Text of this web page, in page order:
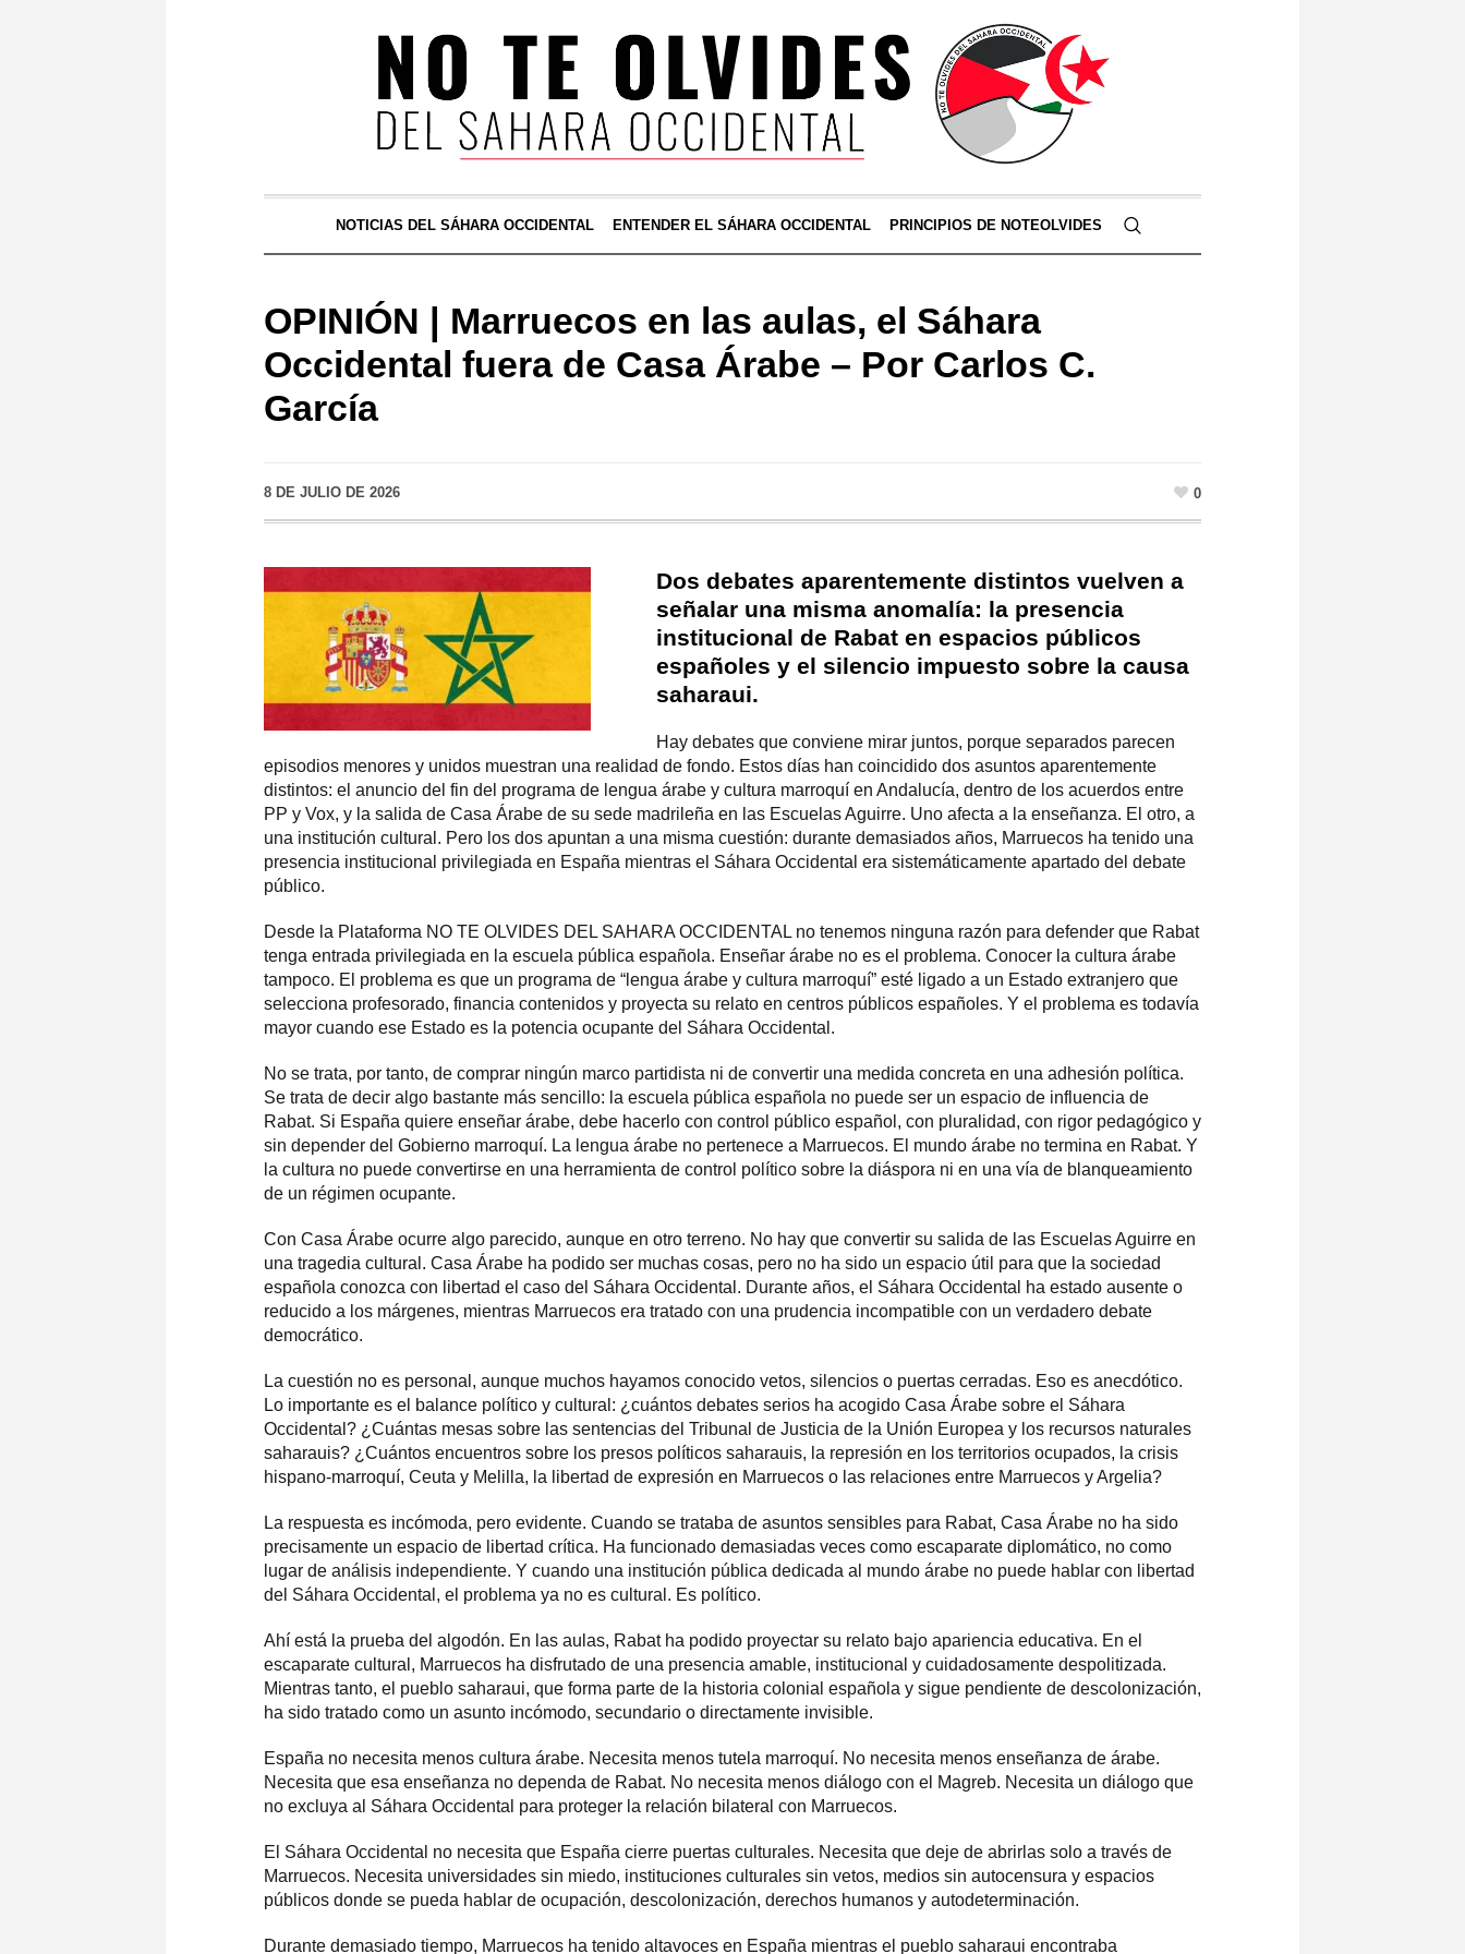
NOTICIAS DEL SÁHARA OCCIDENTAL ENTENDER EL SÁHARA OCCIDENTAL PRINCIPIOS DE NOTEOLVIDES
OPINIÓN | Marruecos en las aulas, el Sáhara
Occidental fuera de Casa Árabe – Por Carlos C.
García
8 DE JULIO DE 2026 0
Dos debates aparentemente distintos vuelven a
señalar una misma anomalía: la presencia
institucional de Rabat en espacios públicos
españoles y el silencio impuesto sobre la causa
saharaui.
Hay debates que conviene mirar juntos, porque separados parecen
episodios menores y unidos muestran una realidad de fondo. Estos días han coincidido dos asuntos aparentemente
distintos: el anuncio del fin del programa de lengua árabe y cultura marroquí en Andalucía, dentro de los acuerdos entre
PP y Vox, y la salida de Casa Árabe de su sede madrileña en las Escuelas Aguirre. Uno afecta a la enseñanza. El otro, a
una institución cultural. Pero los dos apuntan a una misma cuestión: durante demasiados años, Marruecos ha tenido una
presencia institucional privilegiada en España mientras el Sáhara Occidental era sistemáticamente apartado del debate
público.
Desde la Plataforma NO TE OLVIDES DEL SAHARA OCCIDENTAL no tenemos ninguna razón para defender que Rabat
tenga entrada privilegiada en la escuela pública española. Enseñar árabe no es el problema. Conocer la cultura árabe
tampoco. El problema es que un programa de “lengua árabe y cultura marroquí” esté ligado a un Estado extranjero que
selecciona profesorado, financia contenidos y proyecta su relato en centros públicos españoles. Y el problema es todavía
mayor cuando ese Estado es la potencia ocupante del Sáhara Occidental.
No se trata, por tanto, de comprar ningún marco partidista ni de convertir una medida concreta en una adhesión política.
Se trata de decir algo bastante más sencillo: la escuela pública española no puede ser un espacio de influencia de
Rabat. Si España quiere enseñar árabe, debe hacerlo con control público español, con pluralidad, con rigor pedagógico y
sin depender del Gobierno marroquí. La lengua árabe no pertenece a Marruecos. El mundo árabe no termina en Rabat. Y
la cultura no puede convertirse en una herramienta de control político sobre la diáspora ni en una vía de blanqueamiento
de un régimen ocupante.
Con Casa Árabe ocurre algo parecido, aunque en otro terreno. No hay que convertir su salida de las Escuelas Aguirre en
una tragedia cultural. Casa Árabe ha podido ser muchas cosas, pero no ha sido un espacio útil para que la sociedad
española conozca con libertad el caso del Sáhara Occidental. Durante años, el Sáhara Occidental ha estado ausente o
reducido a los márgenes, mientras Marruecos era tratado con una prudencia incompatible con un verdadero debate
democrático.
La cuestión no es personal, aunque muchos hayamos conocido vetos, silencios o puertas cerradas. Eso es anecdótico.
Lo importante es el balance político y cultural: ¿cuántos debates serios ha acogido Casa Árabe sobre el Sáhara
Occidental? ¿Cuántas mesas sobre las sentencias del Tribunal de Justicia de la Unión Europea y los recursos naturales
saharauis? ¿Cuántos encuentros sobre los presos políticos saharauis, la represión en los territorios ocupados, la crisis
hispano-marroquí, Ceuta y Melilla, la libertad de expresión en Marruecos o las relaciones entre Marruecos y Argelia?
La respuesta es incómoda, pero evidente. Cuando se trataba de asuntos sensibles para Rabat, Casa Árabe no ha sido
precisamente un espacio de libertad crítica. Ha funcionado demasiadas veces como escaparate diplomático, no como
lugar de análisis independiente. Y cuando una institución pública dedicada al mundo árabe no puede hablar con libertad
del Sáhara Occidental, el problema ya no es cultural. Es político.
Ahí está la prueba del algodón. En las aulas, Rabat ha podido proyectar su relato bajo apariencia educativa. En el
escaparate cultural, Marruecos ha disfrutado de una presencia amable, institucional y cuidadosamente despolitizada.
Mientras tanto, el pueblo saharaui, que forma parte de la historia colonial española y sigue pendiente de descolonización,
ha sido tratado como un asunto incómodo, secundario o directamente invisible.
España no necesita menos cultura árabe. Necesita menos tutela marroquí. No necesita menos enseñanza de árabe.
Necesita que esa enseñanza no dependa de Rabat. No necesita menos diálogo con el Magreb. Necesita un diálogo que
no excluya al Sáhara Occidental para proteger la relación bilateral con Marruecos.
El Sáhara Occidental no necesita que España cierre puertas culturales. Necesita que deje de abrirlas solo a través de
Marruecos. Necesita universidades sin miedo, instituciones culturales sin vetos, medios sin autocensura y espacios
públicos donde se pueda hablar de ocupación, descolonización, derechos humanos y autodeterminación.
Durante demasiado tiempo, Marruecos ha tenido altavoces en España mientras el pueblo saharaui encontraba